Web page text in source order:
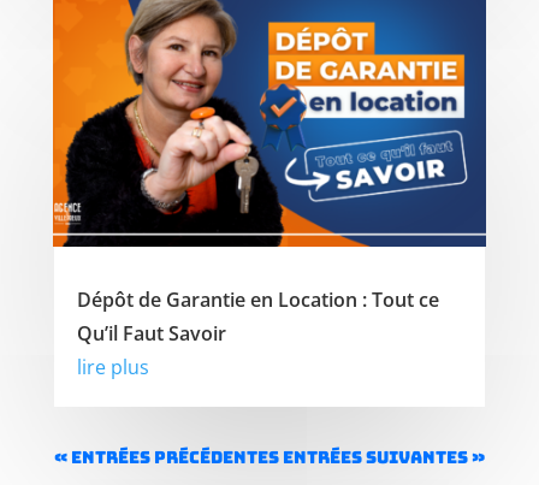
Dépôt de Garantie en Location : Tout ce
Qu’il Faut Savoir
lire plus
« Entrées précédentes Entrées suivantes »